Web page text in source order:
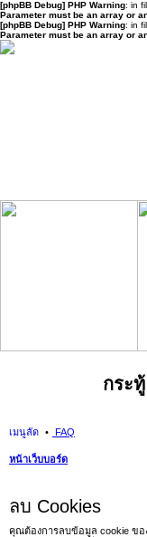
[phpBB Debug] PHP Warning: in
Parameter must be an array or
[phpBB Debug] PHP Warning: in
Parameter must be an array or
กระ
เมนูลัด FAQ
หน้าเว็บบอร์ด
ลบ Cookies
คุณต้องการลบข้อมูล cookie ขอ